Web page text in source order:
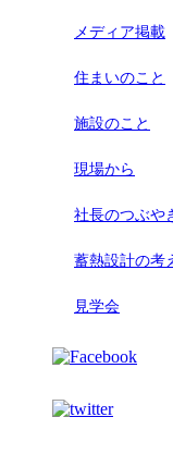
メディア掲載
住まいのこと
施設のこと
現場から
社長のつぶや
蓄熱設計の考
見学会